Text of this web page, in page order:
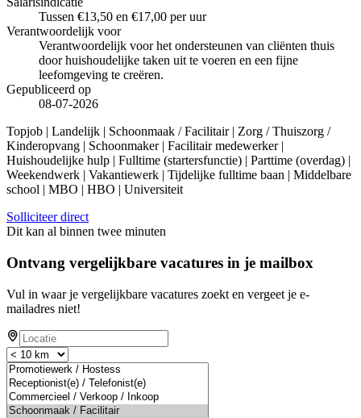
Tussen €13,50 en €17,00 per uur
Verantwoordelijk voor
Verantwoordelijk voor het ondersteunen van cliënten thuis
door huishoudelijke taken uit te voeren en een fijne
leefomgeving te creëren.
Gepubliceerd op
08-07-2026
Topjob | Landelijk | Schoonmaak / Facilitair | Zorg / Thuiszorg /
Kinderopvang | Schoonmaker | Facilitair medewerker |
Huishoudelijke hulp | Fulltime (startersfunctie) | Parttime (overdag) |
Weekendwerk | Vakantiewerk | Tijdelijke fulltime baan | Middelbare
school | MBO | HBO | Universiteit
Solliciteer direct
Dit kan al binnen twee minuten
Ontvang vergelijkbare vacatures in je mailbox
Vul in waar je vergelijkbare vacatures zoekt en vergeet je e-
mailadres niet!